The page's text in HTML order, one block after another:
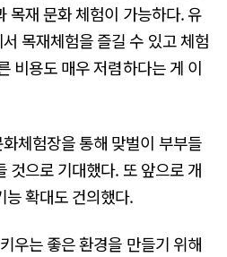
목재 문화 체험이 가능하다. 유
목재체험을 즐길 수 있고 체험
비용도 매우 저렴하다는 게 이
체험장을 통해 맞벌이 부부들
것으로 기대했다. 또 앞으로 개
능 확대도 건의했다.
우는 좋은 환경을 만들기 위해